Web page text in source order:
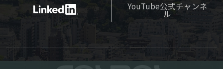
YouTube公式チャンネ
ル